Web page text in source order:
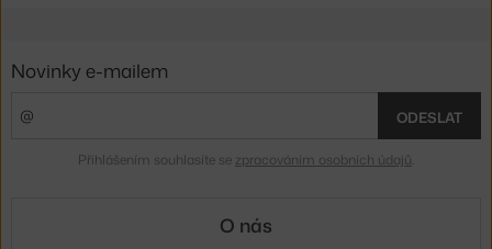
Novinky e-mailem
ODESLAT
Přihlášením souhlasíte se zpracováním osobních údajů
O nás